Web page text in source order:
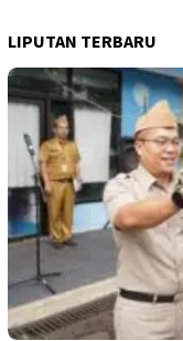
LIPUTAN TERBARU